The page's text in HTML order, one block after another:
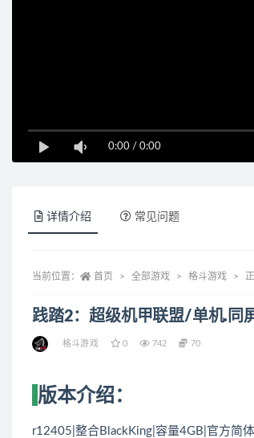
0:00 / 0:00
详情介绍 常见问题
当前位置： 首页 全部游戏 格斗游戏
践踏2：超级机甲联盟/单机.同
格斗游戏 0 742 70
版本介绍：
r12405|整合BlackKing|容量4GB|官方简